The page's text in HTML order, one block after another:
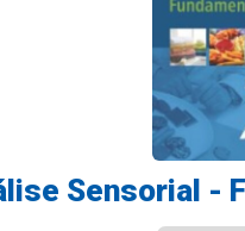
Sensorial -